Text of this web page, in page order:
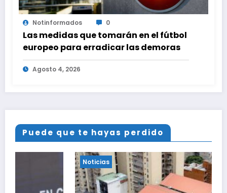
Notinformados 0
Las medidas que tomarán en el fútbol
europeo para erradicar las demoras
Agosto 4, 2026
Puede que te hayas perdido